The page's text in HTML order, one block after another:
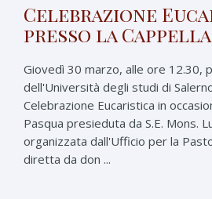
Celebrazione
presso la
Giovedì 30 marzo, alle ore 12.30,
dell'Università degli studi di
Celebrazione Eucaristica in
Pasqua presieduta da S.E. Mons.
organizzata dall'Ufficio per la
diretta da don ...